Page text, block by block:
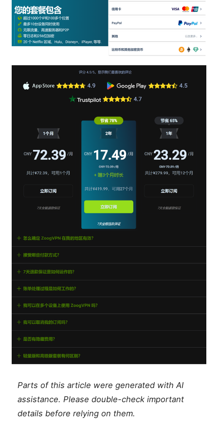
Parts of this article were generated with AI
assistance. Please double-check important
details before relying on them.